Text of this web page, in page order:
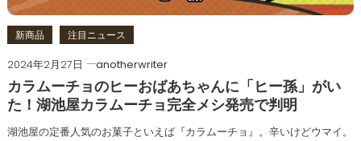
新商品 注目ニュース
2024年2月27日
anotherwriter
カラムーチョのヒーおばあちゃんに「ヒー孫」がい
た！湖池屋カラムーチョ完全メシ発売で判明
湖池屋の定番人気のお菓子といえば『カラムーチョ』。辛いけどウマイ。